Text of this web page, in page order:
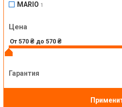
MARIO 1
Цена
Гарантия